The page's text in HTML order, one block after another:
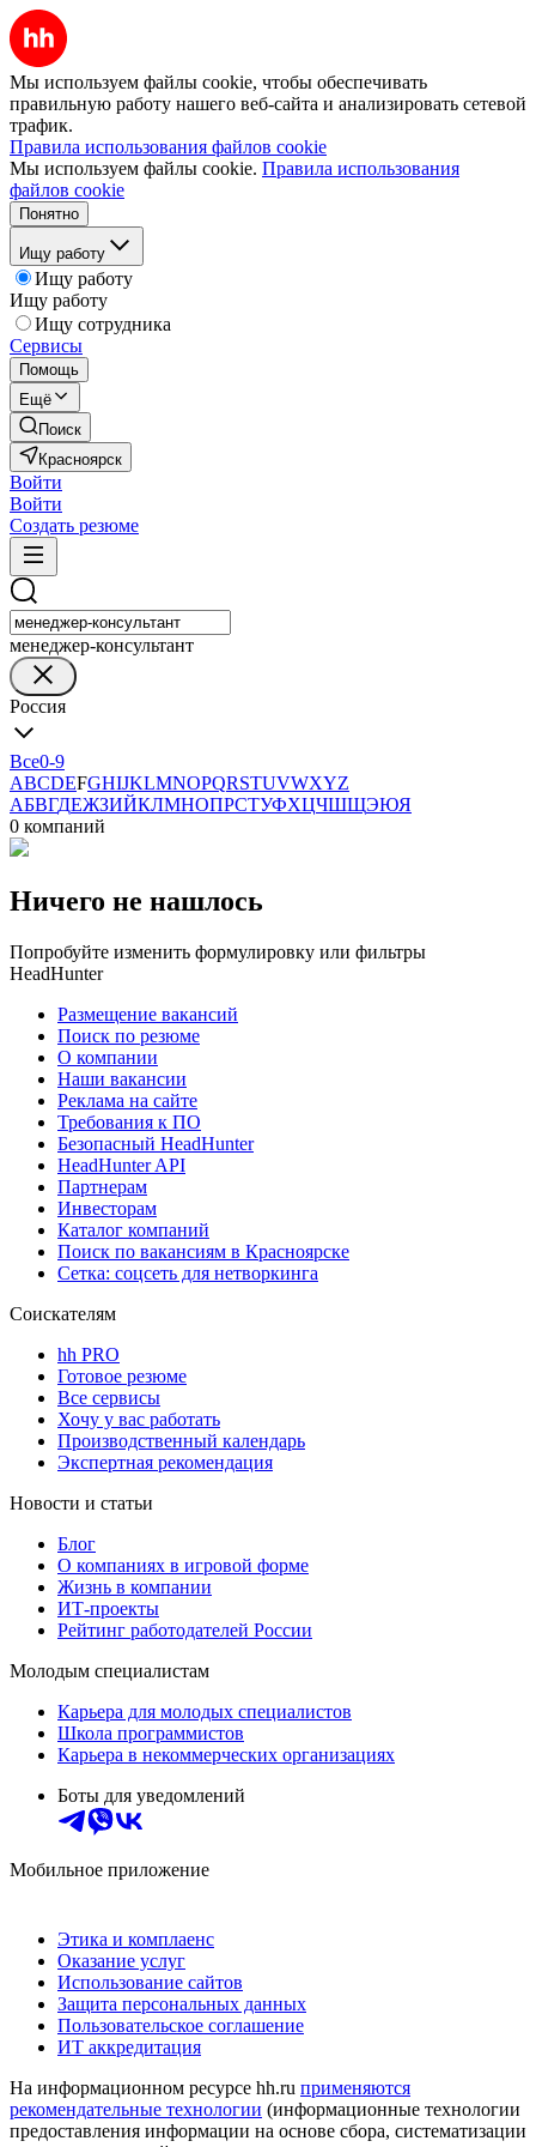
Мы используем файлы cookie, чтобы обеспечивать
правильную работу нашего веб-сайта и анализировать сетевой
трафик.
Правила использования файлов cookie
Мы используем файлы cookie. Правила использования
файлов cookie
Понятно
Ищу работу
Ищу работу
Ищу работу
Ищу сотрудника
Сервисы
Помощь
Ещё
Поиск
Красноярск
Войти
Войти
Создать резюме
менеджер-консультант
Россия
Все0-9
ABCDEFGHIJKLMNOPQRSTUVWXYZ
АБВГДЕЖЗИЙКЛМНОПРСТУФХЦЧШЩЭЮЯ
0 компаний
Ничего не нашлось
Попробуйте изменить формулировку или фильтры
HeadHunter
Размещение вакансий
Поиск по резюме
О компании
Наши вакансии
Реклама на сайте
Требования к ПО
Безопасный HeadHunter
HeadHunter API
Партнерам
Инвесторам
Каталог компаний
Поиск по вакансиям в Красноярске
Сетка: соцсеть для нетворкинга
Соискателям
hh PRO
Готовое резюме
Все сервисы
Хочу у вас работать
Производственный календарь
Экспертная рекомендация
Новости и статьи
Блог
О компаниях в игровой форме
Жизнь в компании
ИТ-проекты
Рейтинг работодателей России
Молодым специалистам
Карьера для молодых специалистов
Школа программистов
Карьера в некоммерческих организациях
Боты для уведомлений
Мобильное приложение
Этика и комплаенс
Оказание услуг
Использование сайтов
Защита персональных данных
Пользовательское соглашение
ИТ аккредитация
На информационном ресурсе hh.ru применяются
рекомендательные технологии (информационные технологии
предоставления информации на основе сбора, систематизации